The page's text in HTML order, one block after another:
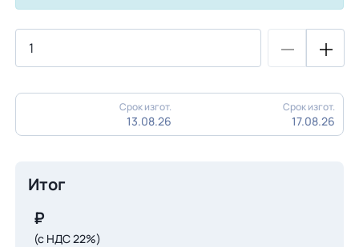
Срок изгот.
13.08.26
Срок изгот.
17.08.26
Итог
₽
(с НДС 22%)